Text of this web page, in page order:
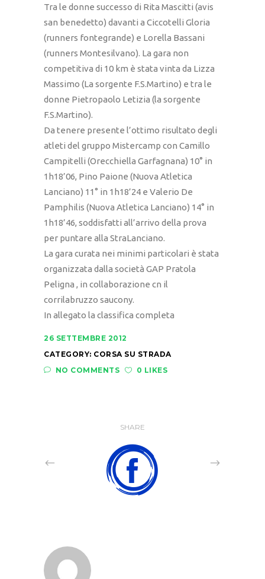
Tra le donne successo di Rita Mascitti (avis
san benedetto) davanti a Ciccotelli Gloria
(runners fontegrande) e Lorella Bassani
(runners Montesilvano). La gara non
competitiva di 10 km è stata vinta da Lizza
Massimo (La sorgente F.S.Martino) e tra le
donne Pietropaolo Letizia (la sorgente
F.S.Martino).
Da tenere presente l’ottimo risultato degli
atleti del gruppo Mistercamp con Camillo
Campitelli (Orecchiella Garfagnana) 10° in
1h18’06, Pino Paione (Nuova Atletica
Lanciano) 11° in 1h18’24 e Valerio De
Pamphilis (Nuova Atletica Lanciano) 14° in
1h18’46, soddisfatti all’arrivo della prova
per puntare alla StraLanciano.
La gara curata nei minimi particolari è stata
organizzata dalla società GAP Pratola
Peligna , in collaborazione cn il
corrilabruzzo saucony.
In allegato la classifica completa
26 SETTEMBRE 2012
CATEGORY: CORSA SU STRADA
NO COMMENTS
0 LIKES
SHARE